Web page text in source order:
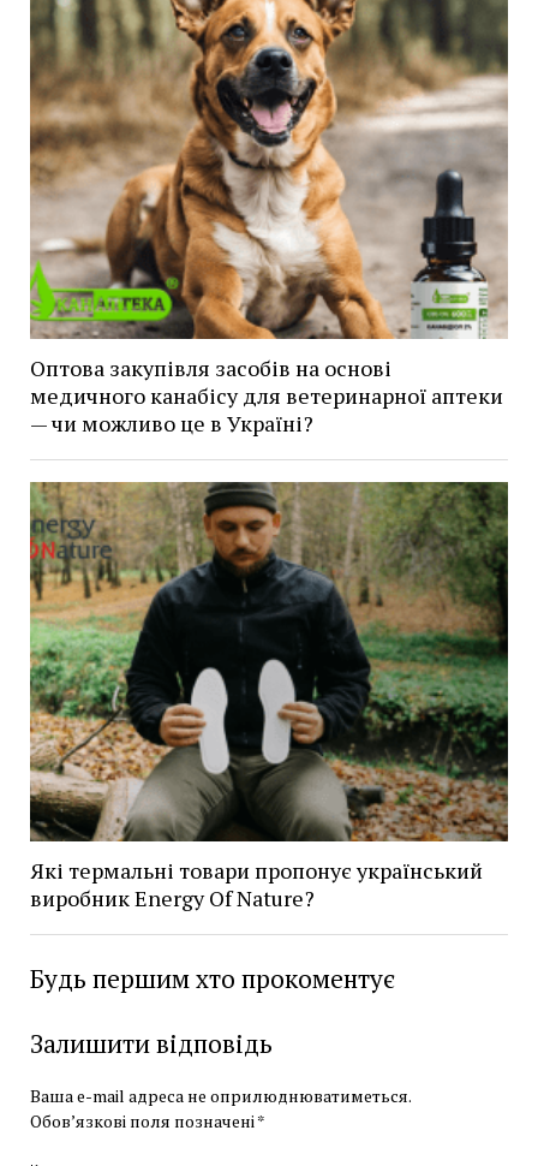
Оптова закупівля засобів на основі
медичного канабісу для ветеринарної аптеки
— чи можливо це в Україні?
Які термальні товари пропонує український
виробник Energy Of Nature?
Будь першим хто прокоментує
Залишити відповідь
Ваша e-mail адреса не оприлюднюватиметься.
Обов’язкові поля позначені*